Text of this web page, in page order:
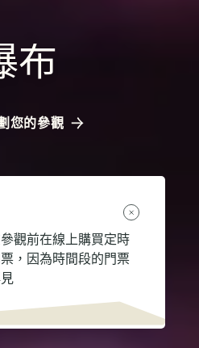
布
您的參觀
觀前在線上購買定時
，因為時間段的門票